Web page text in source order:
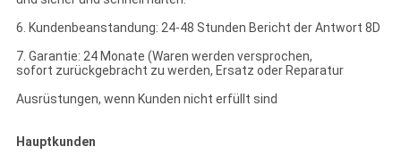
6. Kundenbeanstandung: 24-48 Stunden Bericht der Antwort 8D
7. Garantie: 24 Monate (Waren werden versprochen,
sofort zurückgebracht zu werden, Ersatz oder Reparatur
Ausrüstungen, wenn Kunden nicht erfüllt sind
Hauptkunden